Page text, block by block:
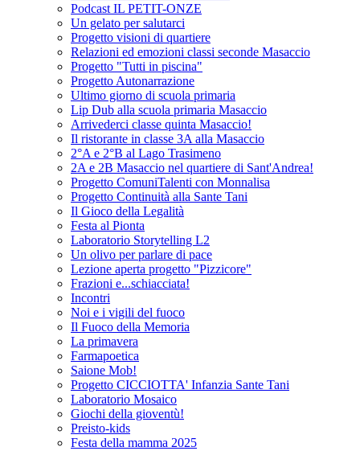
Podcast IL PETIT-ONZE
Un gelato per salutarci
Progetto visioni di quartiere
Relazioni ed emozioni classi seconde Masaccio
Progetto "Tutti in piscina"
Progetto Autonarrazione
Ultimo giorno di scuola primaria
Lip Dub alla scuola primaria Masaccio
Arrivederci classe quinta Masaccio!
Il ristorante in classe 3A alla Masaccio
2°A e 2°B al Lago Trasimeno
2A e 2B Masaccio nel quartiere di Sant'Andrea!
Progetto ComuniTalenti con Monnalisa
Progetto Continuità alla Sante Tani
Il Gioco della Legalità
Festa al Pionta
Laboratorio Storytelling L2
Un olivo per parlare di pace
Lezione aperta progetto "Pizzicore"
Frazioni e...schiacciata!
Incontri
Noi e i vigili del fuoco
Il Fuoco della Memoria
La primavera
Farmapoetica
Saione Mob!
Progetto CICCIOTTA' Infanzia Sante Tani
Laboratorio Mosaico
Giochi della gioventù!
Preisto-kids
Festa della mamma 2025